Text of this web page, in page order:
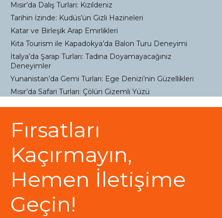
Mısır’da Dalış Turları: Kızıldeniz
Tarihin İzinde: Kudüs’ün Gizli Hazineleri
Katar ve Birleşik Arap Emirlikleri
Kıta Tourism ile Kapadokya’da Balon Turu Deneyimi
İtalya’da Şarap Turları: Tadına Doyamayacağınız
Deneyimler
Yunanistan’da Gemi Turları: Ege Denizi’nin Güzellikleri
Mısır’da Safari Turları: Çölün Gizemli Yüzü
Fırsatları
Kaçırmayın,
Hemen İletişime
Geçin!